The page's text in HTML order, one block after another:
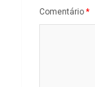
Comentário *